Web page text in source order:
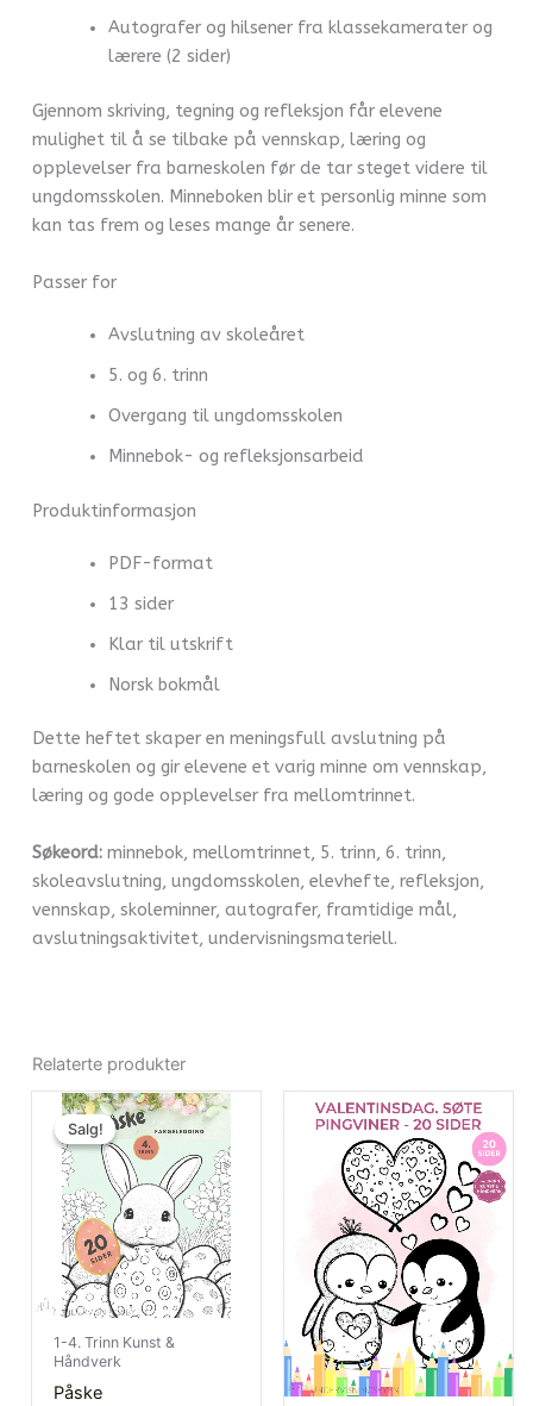
Autografer og hilsener fra klassekamerater og
lærere (2 sider)
Gjennom skriving, tegning og refleksjon får elevene
mulighet til å se tilbake på vennskap, læring og
opplevelser fra barneskolen før de tar steget videre til
ungdomsskolen. Minneboken blir et personlig minne som
kan tas frem og leses mange år senere.
Passer for
Avslutning av skoleåret
5. og 6. trinn
Overgang til ungdomsskolen
Minnebok- og refleksjonsarbeid
Produktinformasjon
PDF-format
13 sider
Klar til utskrift
Norsk bokmål
Dette heftet skaper en meningsfull avslutning på
barneskolen og gir elevene et varig minne om vennskap,
læring og gode opplevelser fra mellomtrinnet.
Søkeord: minnebok, mellomtrinnet, 5. trinn, 6. trinn,
skoleavslutning, ungdomsskolen, elevhefte, refleksjon,
vennskap, skoleminner, autografer, framtidige mål,
avslutningsaktivitet, undervisningsmateriell.
Relaterte produkter
Salg!
Salg!
1-4. Trinn Kunst &
Håndverk
Påske
Opprinnelig
pris
var:
kr25.00.
Nåværende
pris
kr20.00.